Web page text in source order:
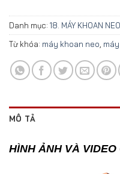
Danh mục: 18. MÁY KHOAN
Từ khóa: máy khoan neo
MÔ TẢ
HÌNH ẢNH VÀ VIDEO